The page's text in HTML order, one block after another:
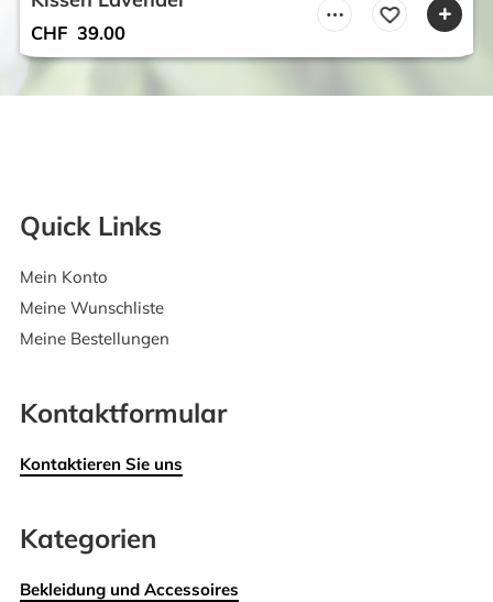
CHF 39.00
Quick Links
Mein Konto
Meine Wunschliste
Meine Bestellungen
Kontaktformular
Kontaktieren Sie uns
Kategorien
Bekleidung und Accessoires